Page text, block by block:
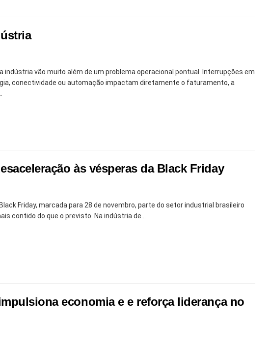
indústria vão muito além de um problema operacional pontual. Interrupções em
conectividade ou automação impactam diretamente o faturamento, a
às vésperas da Black Friday
Friday, marcada para 28 de novembro, parte do setor industrial brasileiro
contido do que o previsto. Na indústria de...
economia e e reforça liderança no